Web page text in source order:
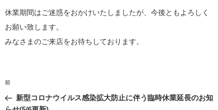
休業期間はご迷惑をおかけいたしましたが、今後ともよろしく
お願い致します。
みなさまのご来店をお待ちしております。
投
ナ
前
の
投
前
新型コロナウイルス感染拡大防止に伴う臨時休業延長のお知